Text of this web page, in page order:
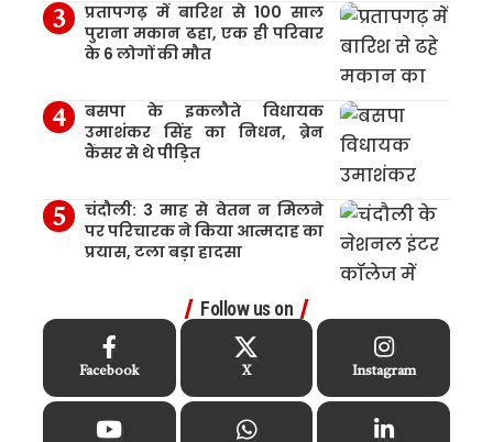
प्रतापगढ़ में बारिश से 100 साल
पुराना मकान ढहा, एक ही परिवार
के 6 लोगों की मौत
बसपा के इकलौते विधायक
उमाशंकर सिंह का निधन, ब्रेन
कैंसर से थे पीड़ित
चंदौली: 3 माह से वेतन न मिलने
पर परिचारक ने किया आत्मदाह का
प्रयास, टला बड़ा हादसा
Follow us on
Facebook X Instagram